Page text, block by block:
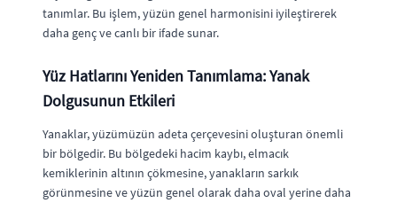
tanımlar. Bu işlem, yüzün genel harmonisini iyileştirerek
daha genç ve canlı bir ifade sunar.
Yüz Hatlarını Yeniden Tanımlama: Yanak
Dolgusunun Etkileri
Yanaklar, yüzümüzün adeta çerçevesini oluşturan önemli
bir bölgedir. Bu bölgedeki hacim kaybı, elmacık
kemiklerinin altının çökmesine, yanakların sarkık
görünmesine ve yüzün genel olarak daha oval yerine daha